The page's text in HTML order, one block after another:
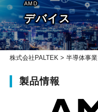
株式会社PALTEK > 半導体事業
AMD
デバイス
製品情報